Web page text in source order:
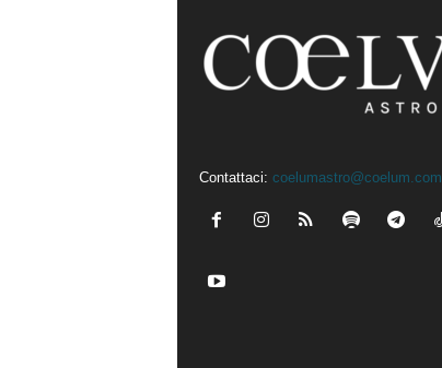
Contattaci: coelumastro@coelum.com